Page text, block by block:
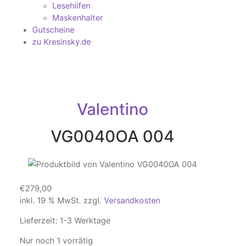
Lesehilfen
Maskenhalter
Gutscheine
zu Kresinsky.de
Valentino
VG0040OA 004
€279,00
inkl. 19 % MwSt. zzgl. Versandkosten
Lieferzeit: 1-3 Werktage
Nur noch 1 vorrätig